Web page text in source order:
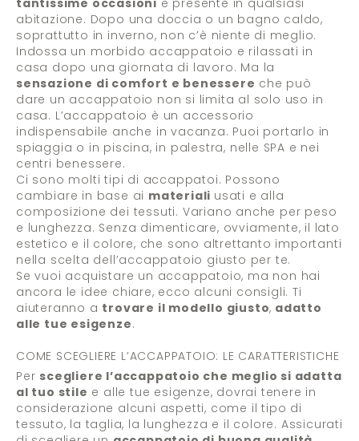
tantissime occasioni e presente in qualsiasi
abitazione. Dopo una doccia o un bagno caldo,
soprattutto in inverno, non c’è niente di meglio.
Indossa un morbido accappatoio e rilassati in
casa dopo una giornata di lavoro. Ma la
sensazione di comfort e benessere che può
dare un accappatoio non si limita al solo uso in
casa. L’accappatoio è un accessorio
indispensabile anche in vacanza. Puoi portarlo in
spiaggia o in piscina, in palestra, nelle SPA e nei
centri benessere.
Ci sono molti tipi di accappatoi. Possono
cambiare in base ai materiali usati e alla
composizione dei tessuti. Variano anche per peso
e lunghezza. Senza dimenticare, ovviamente, il lato
estetico e il colore, che sono altrettanto importanti
nella scelta dell’accappatoio giusto per te.
Se vuoi acquistare un accappatoio, ma non hai
ancora le idee chiare, ecco alcuni consigli. Ti
aiuteranno a trovare il modello giusto, adatto
alle tue esigenze.
COME SCEGLIERE L’ACCAPPATOIO: LE CARATTERISTICHE
Per scegliere l’accappatoio che meglio si adatta
al tuo stile e alle tue esigenze, dovrai tenere in
considerazione alcuni aspetti, come il tipo di
tessuto, la taglia, la lunghezza e il colore. Assicurati